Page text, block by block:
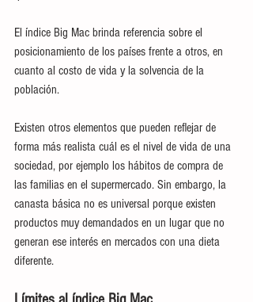
El índice Big Mac brinda referencia sobre el
posicionamiento de los países frente a otros, en
cuanto al costo de vida y la solvencia de la
población.
Existen otros elementos que pueden reflejar de
forma más realista cuál es el nivel de vida de una
sociedad, por ejemplo los hábitos de compra de
las familias en el supermercado. Sin embargo, la
canasta básica no es universal porque existen
productos muy demandados en un lugar que no
generan ese interés en mercados con una dieta
diferente.